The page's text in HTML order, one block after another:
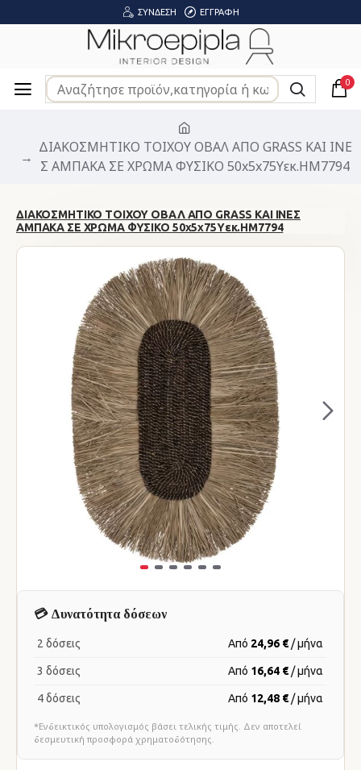
ΣΎΝΔΕΣΗ ΕΓΓΡΑΦΉ
0
ΔΙΑΚΟΣΜΗΤΙΚΟ ΤΟΙΧΟΥ ΟΒΑΛ ΑΠΟ GRASS ΚΑΙ ΙΝΕ
Σ ΑΜΠΑΚΑ ΣΕ ΧΡΩΜΑ ΦΥΣΙΚΟ 50x5x75Yεκ.HM7794
ΔΙΑΚΟΣΜΗΤΙΚΟ ΤΟΙΧΟΥ ΟΒΑΛ ΑΠΟ GRASS ΚΑΙ ΙΝΕΣ
ΑΜΠΑΚΑ ΣΕ ΧΡΩΜΑ ΦΥΣΙΚΟ 50x5x75Yεκ.HM7794
💳 Δυνατότητα δόσεων
2 δόσεις Από 24,96 € / μήνα
3 δόσεις Από 16,64 € / μήνα
4 δόσεις Από 12,48 € / μήνα
*Ενδεικτικός υπολογισμός βάσει τελικής τιμής. Δεν αποτελεί
δεσμευτική προσφορά χρηματοδότησης.